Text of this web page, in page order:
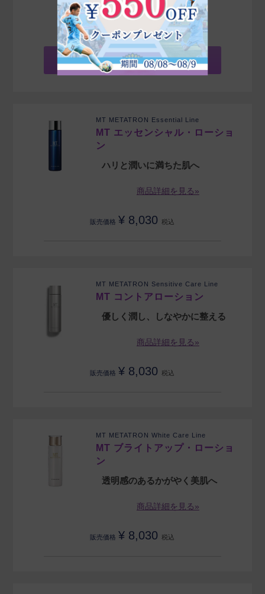
販売価格 8,800 税込
ご購入（ログイン）
MT METATRON Essential Line
MT エッセンシャル・ローショ
ン
ハリと潤いに満ちた肌へ
商品詳細を見る»
販売価格 ¥ 8,030 税込
MT METATRON Sensitive Care Line
MT コントアローション
優しく潤し、しなやかに整える
商品詳細を見る»
販売価格 ¥ 8,030 税込
MT METATRON White Care Line
MT ブライトアップ・ローショ
ン
透明感のあるかがやく美肌へ
商品詳細を見る»
販売価格 ¥ 8,030 税込